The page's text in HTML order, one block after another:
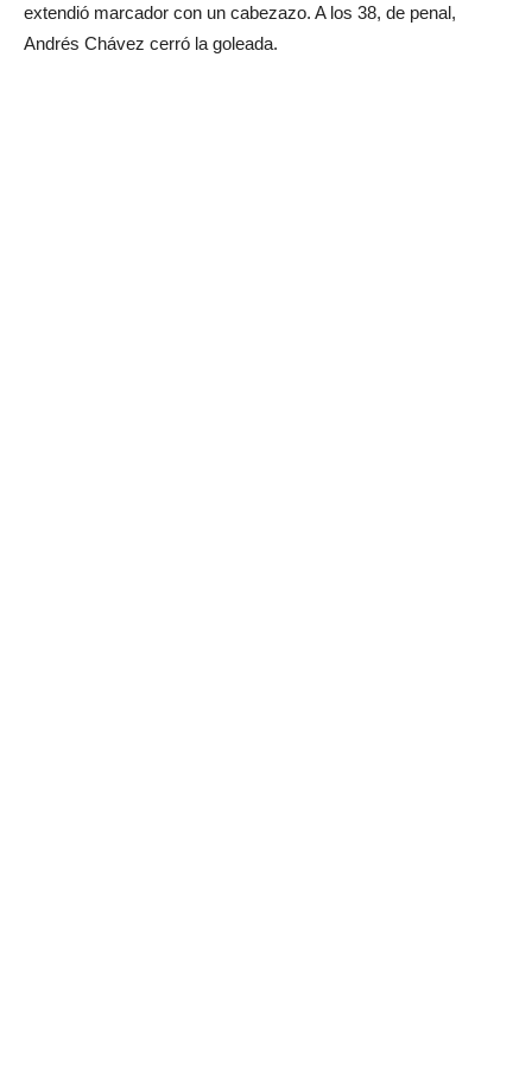
extendió marcador con un cabezazo. A los 38, de penal,
Andrés Chávez cerró la goleada.